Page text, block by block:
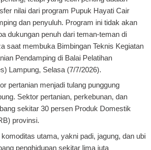
nilai dari program Pupuk Hayati Cair
dan penyuluh. Program ini tidak akan
dukungan penuh dari teman-teman di
saat membuka Bimbingan Teknis Kegiatan
Pendamping di Balai Pelatihan
Lampung, Selasa (7/7/2026).
pertanian menjadi tulang punggung
Sektor pertanian, perkebunan, dan
sekitar 30 persen Produk Domestik
provinsi.
utama, yakni padi, jagung, dan ubi
penghidupan sekitar lima juta